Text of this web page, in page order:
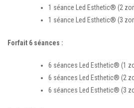
1 séance Led Esthetic® (2
1 séance Led Esthetic® (3
Forfait 6 séances :
6 séances Led Esthetic® (1
6 séances Led Esthetic® (2
6 séances Led Esthetic® (3